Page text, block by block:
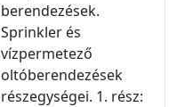
berendezések.
Sprinkler és
vízpermetező
oltóberendezések
részegységei. 1. rész: